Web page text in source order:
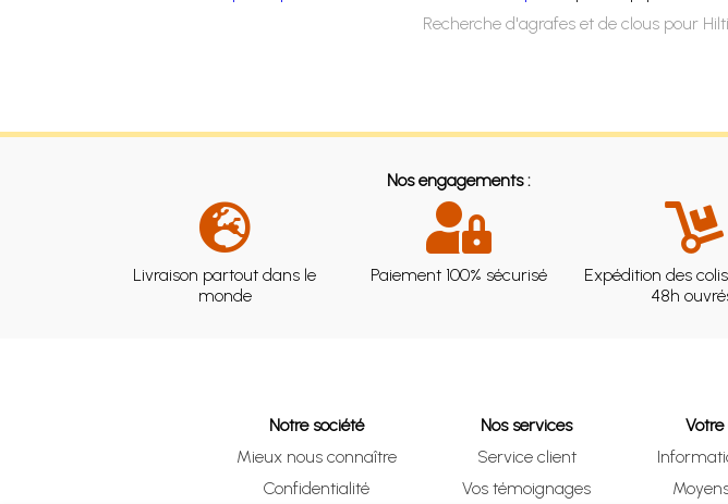
Recherche d'agrafes et de clous pour
Nos engagements :
Livraison partout dans le
monde
Paiement 100% sécurisé
Expédition des
48h
Notre société
Mieux nous connaître
Confidentialité
Nos services
Service client
Vos témoignages